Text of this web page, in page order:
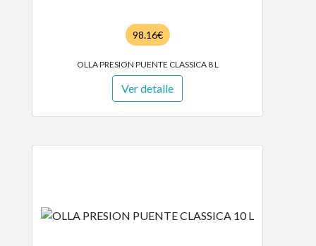
98.16€
OLLA PRESION PUENTE CLASSICA 8 L
Ver detalle